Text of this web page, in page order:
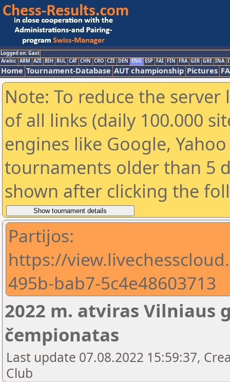
Logged on: Gast
Arabic ARM AZE BIH BUL CAT CHN CRO CZE DEN ENG ESP FAI FIN FRA GER GRE INA
Home Tournament-Database AUT championship Pictures
Note: To reduce the
of all links (daily 100.000
engines like Google,
tournaments older than 5
shown after clicking the
Partijos:
https://
495b-bab7-5c4e48603713
2022 m. atviras Vilniaus
čempionatas
Last update 07.08.2022 15:59:37,
Club